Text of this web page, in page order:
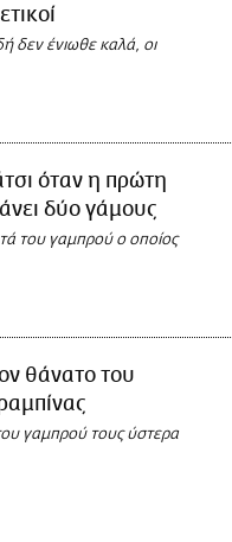
δεν ένιωθε καλά, οι
όταν η πρώτη
δύο γάμους
του γαμπρού ο οποίος
θάνατο του
γαμπρού τους ύστερα